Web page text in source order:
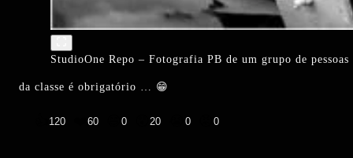
StudioOne Repo – Fotografia PB de um grupo de pessoas
da classe é obrigatório … 😁
120 60 0 20 0 0